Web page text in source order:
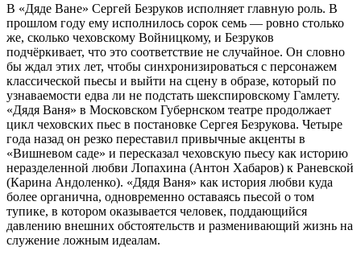
В «Дяде Ване» Сергей Безруков исполняет главную роль. В
прошлом году ему исполнилось сорок семь — ровно столько
же, сколько чеховскому Войницкому, и Безруков
подчёркивает, что это соответствие не случайное. Он словно
бы ждал этих лет, чтобы синхронизироваться с персонажем
классической пьесы и выйти на сцену в образе, который по
узнаваемости едва ли не подстать шекспировскому Гамлету.
«Дядя Ваня» в Московском Губернском театре продолжает
цикл чеховских пьес в постановке Сергея Безрукова. Четыре
года назад он резко переставил привычные акценты в
«Вишневом саде» и пересказал чеховскую пьесу как историю
неразделенной любви Лопахина (Антон Хабаров) к Раневской
(Карина Андоленко). «Дядя Ваня» как история любви куда
более органична, одновременно оставаясь пьесой о том
тупике, в котором оказывается человек, поддающийся
давлению внешних обстоятельств и разменивающий жизнь на
служение ложным идеалам.